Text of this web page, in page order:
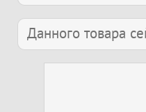
Данного товара